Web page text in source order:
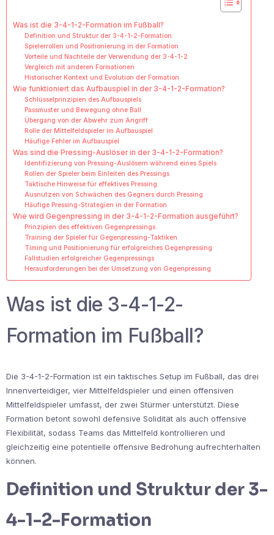
Was ist die 3-4-1-2-Formation im Fußball?
Definition und Struktur der 3-4-1-2-Formation
Spielerrollen und Positionierung in der Formation
Vorteile und Nachteile der Verwendung der 3-4-1-2
Vergleich mit anderen Formationen
Historischer Kontext und Evolution der Formation
Wie funktioniert das Aufbauspiel in der 3-4-1-2-Formation?
Schlüsselprinzipien des Aufbauspiels
Passmuster und Bewegung ohne Ball
Übergang von der Abwehr zum Angriff
Rolle der Mittelfeldspieler im Aufbauspiel
Häufige Fehler im Aufbauspiel
Was sind die Pressing-Auslöser in der 3-4-1-2-Formation?
Identifizierung von Pressing-Auslösern während eines Spiels
Rollen der Spieler beim Einleiten des Pressings
Taktische Hinweise für effektives Pressing
Ausnutzen von Schwächen des Gegners durch Pressing
Häufige Pressing-Strategien in der Formation
Wie wird Gegenpressing in der 3-4-1-2-Formation ausgeführt?
Prinzipien des effektiven Gegenpressings
Training der Spieler für Gegenpressing-Taktiken
Timing und Positionierung für erfolgreiches Gegenpressing
Fallstudien erfolgreicher Gegenpressings
Herausforderungen bei der Umsetzung von Gegenpressing
Was ist die 3-4-1-2-
Formation im Fußball?
Die 3-4-1-2-Formation ist ein taktisches Setup im Fußball, das drei
Innenverteidiger, vier Mittelfeldspieler und einen offensiven
Mittelfeldspieler umfasst, der zwei Stürmer unterstützt. Diese
Formation betont sowohl defensive Solidität als auch offensive
Flexibilität, sodass Teams das Mittelfeld kontrollieren und
gleichzeitig eine potentielle offensive Bedrohung aufrechterhalten
können.
Definition und Struktur der 3-
4-1-2-Formation